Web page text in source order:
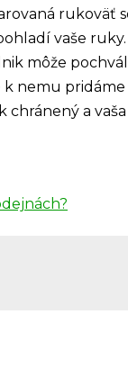
rukoväť
vaše ruky.
môže
nemu pridáme
a